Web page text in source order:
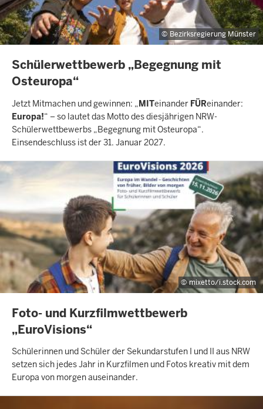
Bezirksregierung Münster
INHALTSSEITE
Schülerwettbewerb „Begegnung mit
Osteuropa“
Jetzt Mitmachen und gewinnen: „MITeinander FÜReinander:
Europa!“ – so lautet das Motto des diesjährigen NRW-
Schülerwettbewerbs „Begegnung mit Osteuropa“.
Einsendeschluss ist der 31. Januar 2027.
mixetto/i.stock.com
INHALTSSEITE
Foto- und Kurzfilmwettbewerb
„EuroVisions“
Schülerinnen und Schüler der Sekundarstufen I und II aus NRW
setzen sich jedes Jahr in Kurzfilmen und Fotos kreativ mit dem
Europa von morgen auseinander.